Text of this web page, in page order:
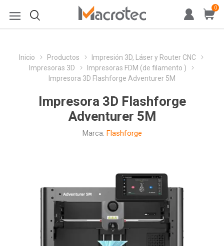
0
Inicio Productos
Impresión 3D, Láser y Router CNC
Impresoras 3D
Impresoras FDM (de filamento )
Impresora 3D Flashforge Adventurer 5M
Impresora 3D Flashforge
Adventurer 5M
Marca: Flashforge